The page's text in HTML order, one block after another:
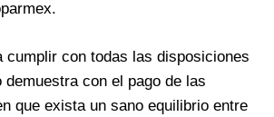
cumplir con todas las disposiciones
demuestra con el pago de las
que exista un sano equilibrio entre